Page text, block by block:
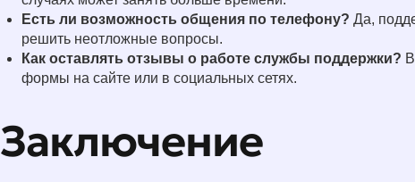
Есть ли возможность общения по телефону? Да,
решить неотложные вопросы.
Как оставлять отзывы о работе службы поддержки?
формы на сайте или в социальных сетях.
Заключение